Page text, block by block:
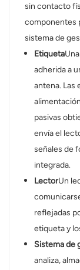
sin contacto
componentes
sistema de
Etiqueta
adherida a
antena. Las
pasivas
envía el
señales de
integrada.
LectorUn
reflejadas
etiqueta y
Sistema de
analiza,